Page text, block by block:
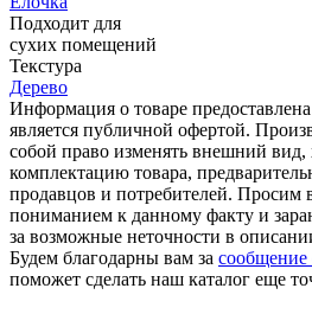
Подходит для
cухих помещений
Текстура
Дерево
Информация о товаре
является публичной офертой.
собой право изменять внешний вид,
комплектацию товара,
продавцов и потребителей. Просим
пониманием к данному факту и
за возможные неточности в
Будем благодарны вам за
поможет сделать наш каталог еще